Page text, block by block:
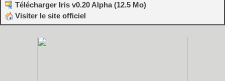
Télécharger Iris v0.20 Alpha (12.5 Mo)
Visiter le site officiel